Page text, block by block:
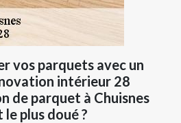
vos parquets avec un
intérieur 28
de parquet à Chuisnes
le plus doué ?